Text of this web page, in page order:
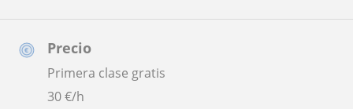
Precio
Primera clase gratis
30€/h